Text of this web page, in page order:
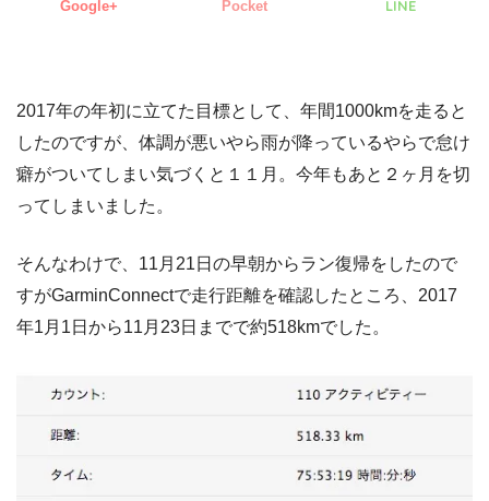
Google+ Pocket LINE
2017年の年初に立てた目標として、年間1000kmを走ると
したのですが、体調が悪いやら雨が降っているやらで怠け
癖がついてしまい気づくと１１月。今年もあと２ヶ月を切
ってしまいました。
そんなわけで、11月21日の早朝からラン復帰をしたので
すがGarminConnectで走行距離を確認したところ、2017
年1月1日から11月23日までで約518kmでした。